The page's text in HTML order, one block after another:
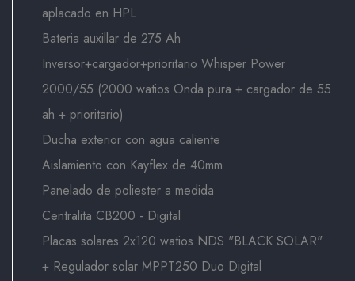
aplacado en HPL
Bateria auxillar de 275 Ah
Inversor+cargador+prioritario Whisper Power
2000/55 (2000 watios Onda pura + cargador de 55
ah + prioritario)
Ducha exterior con agua caliente
Aislamiento con Kayflex de 40mm
Panelado de poliester a medida
Centralita CB200 - Digital
Placas solares 2x120 watios NDS "BLACK SOLAR"
+ Regulador solar MPPT250 Duo Digital